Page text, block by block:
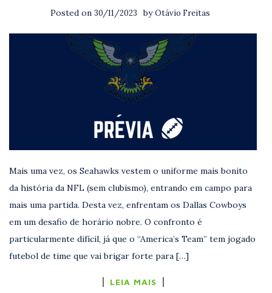
Posted on 30/11/2023 byOtávio Freitas
Mais uma vez, os Seahawks vestem o uniforme mais bonito
da história da NFL (sem clubismo), entrando em campo para
mais uma partida. Desta vez, enfrentam os Dallas Cowboys
em um desafio de horário nobre. O confronto é
particularmente difícil, já que o “America’s Team” tem jogado
futebol de time que vai brigar forte para […]
LEIA MAIS